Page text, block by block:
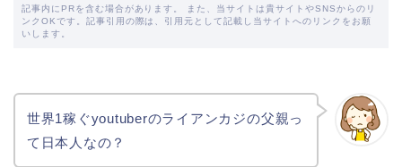
記事内にPRを含む場合があります。 また、当サイトは貴サイトやSNSからのリ
ンクOKです。記事引用の際は、引用元として記載し当サイトへのリンクをお願
いします。
世界1稼ぐyoutuberのライアンカジの父親っ
て日本人なの？